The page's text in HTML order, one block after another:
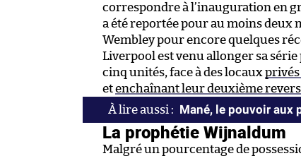
correspondre à l’inauguration en
a été reportée pour au moins deux
Wembley pour encore quelques
Liverpool est venu allonger sa
cinq unités, face à des locaux privés
etenchaînant leur deuxième revers
Mané, le pouvoir aux
La prophétie Wijnaldum
Malgré un pourcentage de